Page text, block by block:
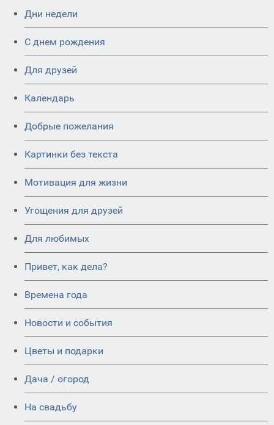
Дни недели
C днем рождения
Для друзей
Календарь
Добрые пожелания
Картинки без текста
Мотивация для жизни
Угощения для друзей
Для любимых
Привет, как дела?
Времена года
Новости и события
Цветы и подарки
Дача / огород
На свадьбу